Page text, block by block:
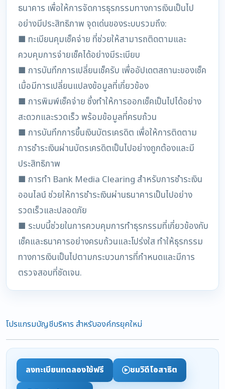
ธนาคาร เพื่อให้การจัดการธุรกรรมทางการเงินเป็นไป
อย่างมีประสิทธิภาพ จุดเด่นของระบบรวมถึง:
■ ทะเบียนคุมเช็คจ่าย ที่ช่วยให้สามารถติดตามและ
ควบคุมการจ่ายเช็คได้อย่างมีระเบียบ
■ การบันทึกการเปลี่ยนเช็ครับ เพื่ออัปเดตสถานะของเช็ค
เมื่อมีการเปลี่ยนแปลงข้อมูลที่เกี่ยวข้อง
■ การพิมพ์เช็คจ่าย ซึ่งทำให้การออกเช็คเป็นไปได้อย่าง
สะดวกและรวดเร็ว พร้อมข้อมูลที่ครบถ้วน
■ การบันทึกการขึ้นเงินบัตรเครดิต เพื่อให้การติดตาม
การชำระเงินผ่านบัตรเครดิตเป็นไปอย่างถูกต้องและมี
ประสิทธิภาพ
■ การทำ Bank Media Clearing สำหรับการชำระเงิน
ออนไลน์ ช่วยให้การชำระเงินผ่านธนาคารเป็นไปอย่าง
รวดเร็วและปลอดภัย
■ ระบบนี้ช่วยในการควบคุมการทำธุรกรรมที่เกี่ยวข้องกับ
เช็คและธนาคารอย่างครบถ้วนและโปร่งใส ทำให้ธุรกรรม
ทางการเงินเป็นไปตามกระบวนการที่กำหนดและมีการ
ตรวจสอบที่ชัดเจน.
โปรแกรมบัญชีบริหาร สำหรับองค์กรยุคใหม่
ลงทะเบียนทดลองใช้ฟรี
ชมวิดีโอสาธิต